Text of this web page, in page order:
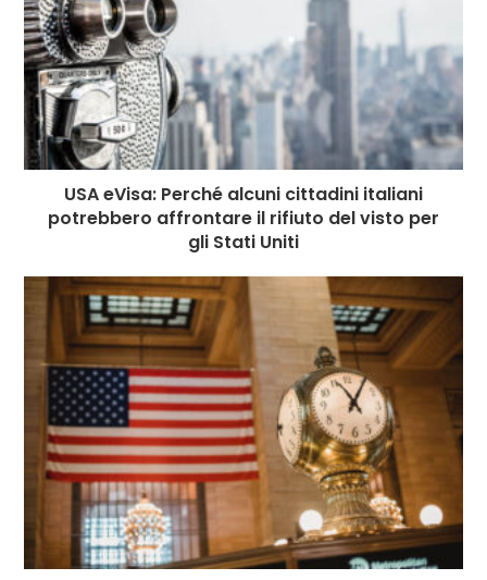
USA eVisa: Perché alcuni cittadini italiani
potrebbero affrontare il rifiuto del visto per
gli Stati Uniti